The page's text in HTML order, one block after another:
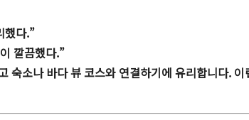
했다.”
깔끔했다.”
숙소나 바다 뷰 코스와 연결하기에 유리합니다.